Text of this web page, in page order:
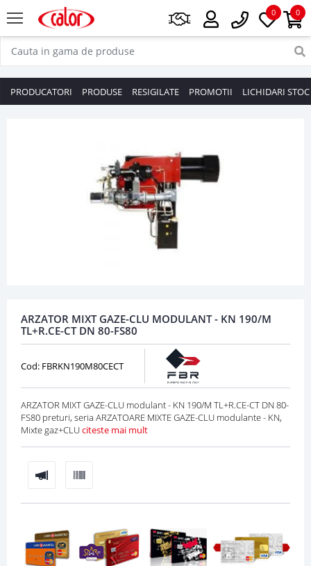
0
0
PRODUCATORI PRODUSE RESIGILATE PROMOTII LICHIDARI STOC
ARZATOR MIXT GAZE-CLU MODULANT - KN 190/M
TL+R.CE-CT DN 80-FS80
Cod: FBRKN190M80CECT
ARZATOR MIXT GAZE-CLU modulant - KN 190/M TL+R.CE-CT DN 80-
FS80 preturi, seria ARZATOARE MIXTE GAZE-CLU modulante - KN,
Mixte gaz+CLUciteste mai mult